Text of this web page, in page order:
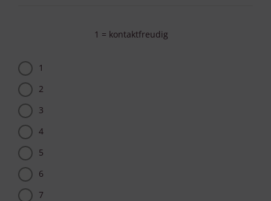
1 = kontaktfreudig
1
2
3
4
5
6
7